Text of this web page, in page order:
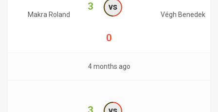
Makra Roland
3 vs
0
Végh Benedek
4 months ago